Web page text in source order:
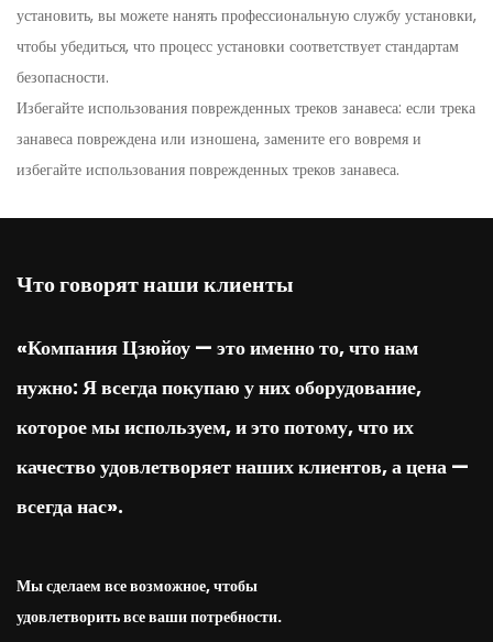
установить, вы можете нанять профессиональную службу установки,
чтобы убедиться, что процесс установки соответствует стандартам
безопасности.
Избегайте использования поврежденных треков занавеса: если трека
занавеса повреждена или изношена, замените его вовремя и
избегайте использования поврежденных треков занавеса.
Что говорят наши клиенты
«Компания Цзюйоу — это именно то, что нам
нужно: Я всегда покупаю у них оборудование,
которое мы используем, и это потому, что их
качество удовлетворяет наших клиентов, а цена —
всегда нас».
Мы сделаем все возможное, чтобы
удовлетворить все ваши потребности.